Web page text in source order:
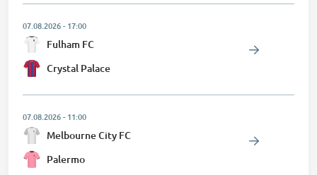
07.08.2026-17:00
Fulham FC
Crystal Palace
07.08.2026-11:00
Melbourne City FC
Palermo